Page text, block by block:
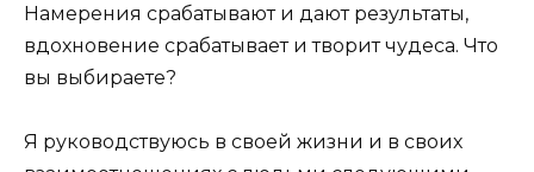
Намерения срабатывают и дают результаты,
вдохновение срабатывает и творит чудеса. Что
вы выбираете?
Я руководствуюсь в своей жизни и в своих